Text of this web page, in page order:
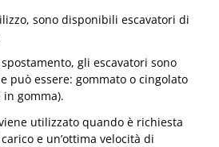
sono disponibili escavatori di
gli escavatori sono
può essere: gommato o cingolato
gomma).
utilizzato quando è richiesta
e un’ottima velocità di